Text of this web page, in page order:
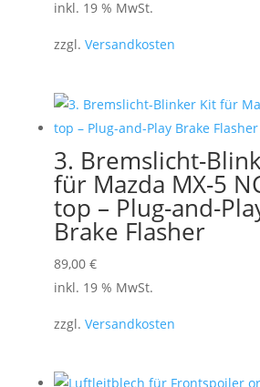
der
Produktseite
inkl. 19 % MwSt.
zzgl. Versandkosten
3. Bremslicht-
für Mazda MX-5
top – Plug-and-
Brake Flasher
89,00 €
inkl. 19 % MwSt.
zzgl. Versandkosten